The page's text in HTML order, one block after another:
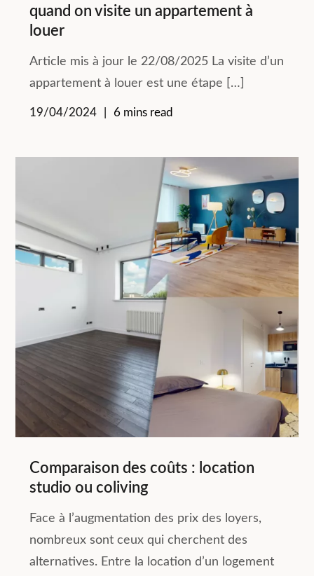
quand on visite un appartement à
louer
Article mis à jour le 22/08/2025 La visite d’un
appartement à louer est une étape […]
19/04/2024 6 mins read
Comparaison des coûts : location
studio ou coliving
Face à l’augmentation des prix des loyers,
nombreux sont ceux qui cherchent des
alternatives. Entre la location d’un logement